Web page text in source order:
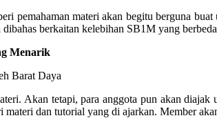
pemahaman materi akan begitu berguna
berkaitan kelebihan SB1M yang
Menarik
Akan tetapi, para anggota pun akan
materi dan tutorial yang di ajarkan. Member